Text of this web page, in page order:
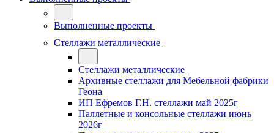
Выполненные проекты
Стеллажи металлические
Стеллажи металлические
Архивные стеллажи для Мебельной фабрики
Геона
ИП Ефремов Г.Н. стеллажи май 2025г
Паллетные и консольные стеллажи июнь
2026г